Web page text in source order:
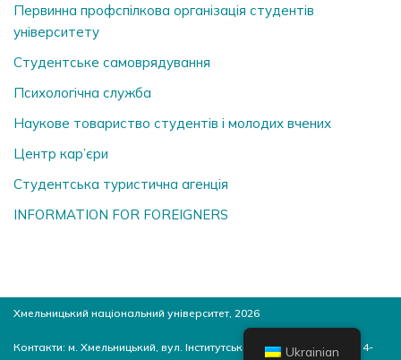
Первинна профспілкова організація студентів
університету
Студентське самоврядування
Психологічна служба
Наукове товариство студентів і молодих вчених
Центр кар’єри
Студентська туристична агенція
INFORMATION FOR FOREIGNERS
Хмельницький національний університет, 2026
Контакти: м. Хмельницький, вул. Інститутська, 11, 4-й корпус, ауд. 4-
Ukrainian